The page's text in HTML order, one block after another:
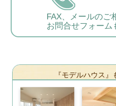
FAX、メールのご
お問合せフォーム
『モデルハウス